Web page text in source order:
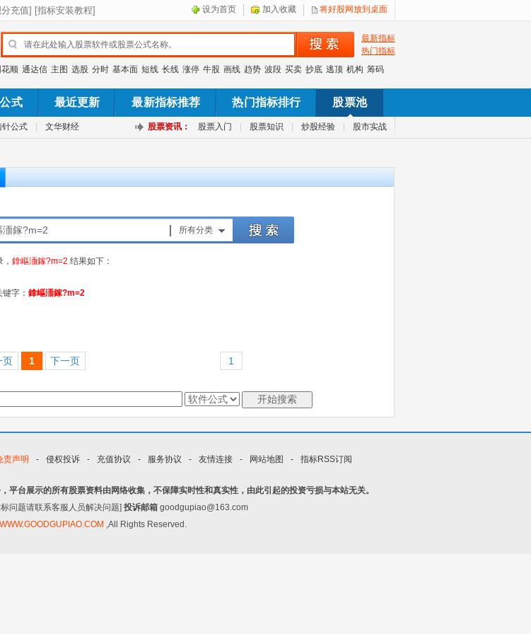
设为首页 加入收藏 将好股网放到桌面
最新指标
热门指标
花顺 通达信 主图 选股 分时 基本面 短线 长线 涨停 牛股 画线 趋势 波段 买卖 抄底 逃顶 机构 筹码
式 最近更新 最新指标推荐 热门指标排行 股票池
针公式 文华财经 股票资讯： 股票入门 股票知识 炒股经验 股市实战
所有分类
鎿嶇洏鎵?m=2 结果如下：
字： 鎿嶇洏鎵?m=2
页 1 下一页
责声明 - 侵权投诉 - 充值协议 - 服务协议 - 友情连接 - 网站地图 - 指标RSS订阅
台展示的所有股票资料由网络收集，不保障实时性和真实性，由此引起的投资亏损与本站无关。
问题请联系客服人员解决问题] 投诉邮箱 goodgupiao@163.com
,All Rights Reserved.